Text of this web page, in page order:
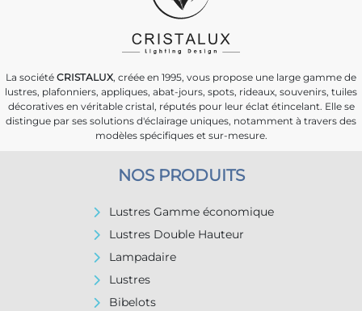
La société CRISTALUX, créée en 1995, vous propose une large gamme de
lustres, plafonniers, appliques, abat-jours, spots, rideaux, souvenirs, tuiles
décoratives en véritable cristal, réputés pour leur éclat étincelant. Elle se
distingue par ses solutions d'éclairage uniques, notamment à travers des
modèles spécifiques et sur-mesure.
NOS PRODUITS
Lustres Gamme économique
Lustres Double Hauteur
Lampadaire
Lustres
Bibelots